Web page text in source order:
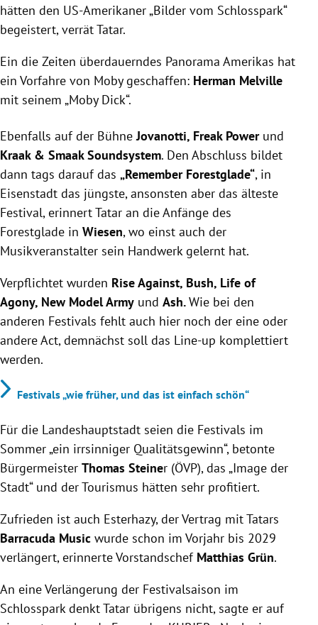
hätten den US-Amerikaner „Bilder vom Schlosspark“
begeistert, verrät Tatar.
Ein die Zeiten überdauerndes Panorama Amerikas hat
ein Vorfahre von Moby geschaffen: Herman Melville
mit seinem „Moby Dick“.
Ebenfalls auf der BühneJovanotti, Freak Powerund
Kraak & Smaak Soundsystem. Den Abschluss bildet
dann tags darauf das „Remember Forestglade“, in
Eisenstadt das jüngste, ansonsten aber das älteste
Festival, erinnert Tatar an die Anfänge des
Forestglade in Wiesen, wo einst auch der
Musikveranstalter sein Handwerk gelernt hat.
Verpflichtet wurden Rise Against, Bush, Life of
Agony, New Model Army und Ash.Wie bei den
anderen Festivals fehlt auch hier noch der eine oder
andere Act, demnächst soll das Line-up komplettiert
werden.
Festivals „wie früher, und das ist einfach schön“
Für die Landeshauptstadt seien die Festivals im
Sommer „ein irrsinniger Qualitätsgewinn“, betonte
Bürgermeister Thomas Steiner (ÖVP), das „Image der
Stadt“ und der Tourismus hätten sehr profitiert.
Zufrieden ist auch Esterhazy, der Vertrag mit Tatars
Barracuda Music wurde schon im Vorjahr bis 2029
verlängert, erinnerte Vorstandschef Matthias Grün.
An eine Verlängerung der Festivalsaison im
Schlosspark denkt Tatar übrigens nicht, sagte er auf